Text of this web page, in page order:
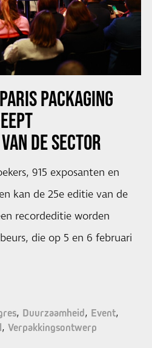
PACKAGING
DE SECTOR
915 exposanten en
kan de 25e editie van de
recordeditie worden
die op 5 en 6 februari
Duurzaamheid Event
Verpakkingsontwerp